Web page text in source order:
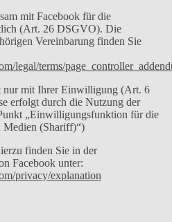
mit Facebook für die
(Art. 26 DSGVO). Die
Vereinbarung finden Sie
legal/terms/
nur mit Ihrer Einwilligung (Art. 6
erfolgt durch die Nutzung der
„Einwilligungsfunktion für die
Medien (Shariff)“)
finden Sie in der
Facebook unter:
privacy/explanation